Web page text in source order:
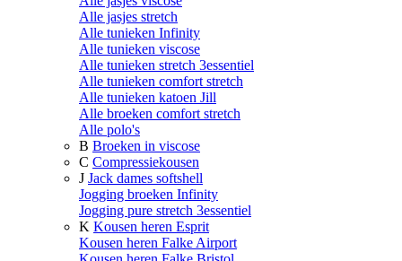
Alle jasjes stretch
Alle tunieken Infinity
Alle tunieken viscose
Alle tunieken stretch 3essentiel
Alle tunieken comfort stretch
Alle tunieken katoen Jill
Alle broeken comfort stretch
Alle polo's
B Broeken in viscose
C Compressiekousen
J Jack dames softshell
Jogging broeken Infinity
Jogging pure stretch 3essentiel
K Kousen heren Esprit
Kousen heren Falke Airport